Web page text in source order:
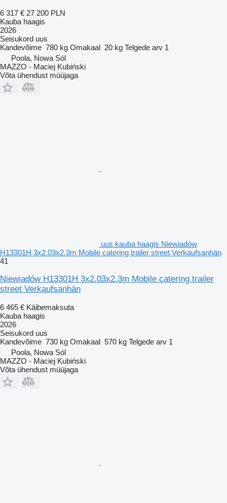
6 317 € 27 200 PLN
Kauba haagis
2026
Seisukord uus
Kandevõime 780 kg Omakaal 20 kg Telgede arv 1
Poola, Nowa Sól
MAZZO - Maciej Kubiński
Võta ühendust müüjaga
uus kauba haagis Niewiadów
H13301H 3x2.03x2.3m Mobile catering trailer street Verkaufsanhän
41
Niewiadów H13301H 3x2.03x2.3m Mobile catering trailer
street Verkaufsanhän
6 465 € Käibemaksuta
Kauba haagis
2026
Seisukord uus
Kandevõime 730 kg Omakaal 570 kg Telgede arv 1
Poola, Nowa Sól
MAZZO - Maciej Kubiński
Võta ühendust müüjaga